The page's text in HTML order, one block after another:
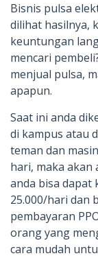
Bisnis pulsa
dilihat hasilnya,
keuntungan
mencari
menjual pulsa,
apapun.
Saat ini anda
di kampus atau
teman dan
hari, maka akan
anda bisa dapat
25.000/hari dan
pembayaran
orang yang
cara mudah